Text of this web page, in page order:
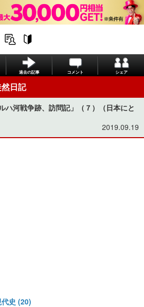
過去の記事 コメント シェア
日記
ハ河戦争跡、訪問記」（７）（日本にと
2019.09.19
史 (20)